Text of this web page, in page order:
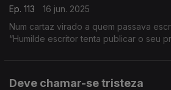
Ep. 113
16 jun. 2025
Num cartaz virado a quem passava
“Humilde escritor tenta publicar o seu
Deve chamar-se tristeza